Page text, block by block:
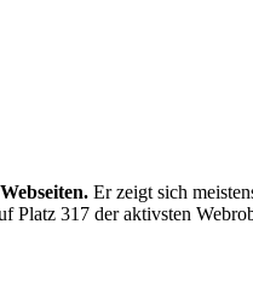
Er zeigt sich
Platz 317 der aktivsten